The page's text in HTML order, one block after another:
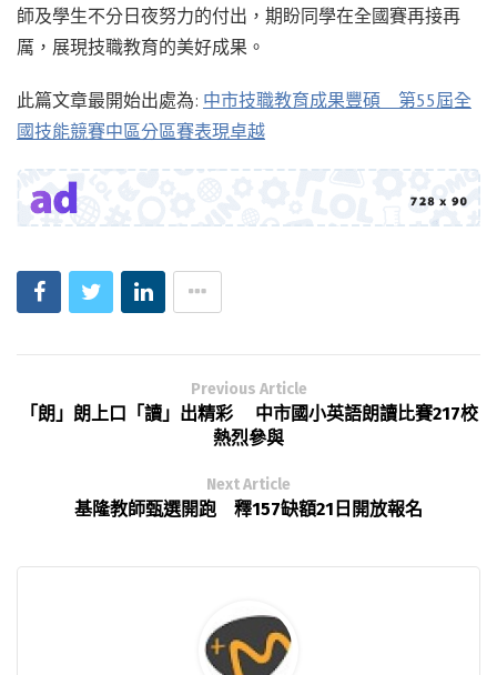
師及學生不分日夜努力的付出，期盼同學在全國賽再接再
厲，展現技職教育的美好成果。
此篇文章最開始出處為: 中市技職教育成果豐碩 第55屆全
國技能競賽中區分區賽表現卓越
Previous Article
「朗」朗上口「讀」出精彩 中市國小英語朗讀比賽217校
熱烈參與
Next Article
基隆教師甄選開跑 釋157缺額21日開放報名